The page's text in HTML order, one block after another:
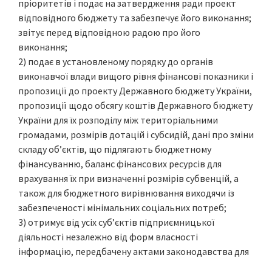
пріоритетів і подає на затвердження ради проект
відповідного бюджету та забезпечує його виконання;
звітує перед відповідною радою про його
виконання;
2) подає в установленому порядку до органів
виконавчої влади вищого рівня фінансові показники і
пропозиції до проекту Державного бюджету України,
пропозиції щодо обсягу коштів Державного бюджету
України для їх розподілу між територіальними
громадами, розмірів дотацій і субсидій, дані про зміни
складу об’єктів, що підлягають бюджетному
фінансуванню, баланс фінансових ресурсів для
врахування їх при визначенні розмірів субвенцій, а
також для бюджетного вирівнювання виходячи із
забезпеченості мінімальних соціальних потреб;
3) отримує від усіх суб’єктів підприємницької
діяльності незалежно від форм власності
інформацію, передбачену актами законодавства для